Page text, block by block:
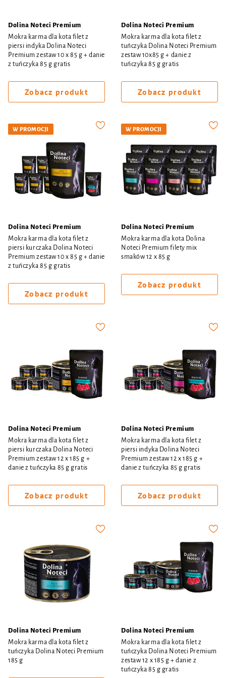
Dolina Noteci Premium
Mokra karma dla kota filet z
piersi indyka Dolina Noteci
Premium zestaw 10 x 85 g + danie
z tuńczyka 85 g gratis
Zobacz produkt
Dolina Noteci Premium
Mokra karma dla kota filet z
tuńczyka Dolina Noteci Premium
zestaw 10x85 g + danie z
tuńczyka 85 g gratis
Zobacz produkt
W PROMOCJI
Dolina Noteci Premium
Mokra karma dla kota filet z
piersi kurczaka Dolina Noteci
Premium zestaw 10 x 85 g + danie
z tuńczyka 85 g gratis
Zobacz produkt
W PROMOCJI
Dolina Noteci Premium
Mokra karma dla kota Dolina
Noteci Premium filety mix
smaków 12 x 85 g
Zobacz produkt
Dolina Noteci Premium
Mokra karma dla kota filet z
piersi kurczaka Dolina Noteci
Premium zestaw 12 x 185 g +
danie z tuńczyka 85 g gratis
Zobacz produkt
Dolina Noteci Premium
Mokra karma dla kota filet z
piersi indyka Dolina Noteci
Premium zestaw 12 x 185 g +
danie z tuńczyka 85 g gratis
Zobacz produkt
Dolina Noteci Premium
Mokra karma dla kota filet z
tuńczyka Dolina Noteci Premium
185 g
Dolina Noteci Premium
Mokra karma dla kota filet z
tuńczyka Dolina Noteci Premium
zestaw 12 x 185 g + danie z
tuńczyka 85 g gratis